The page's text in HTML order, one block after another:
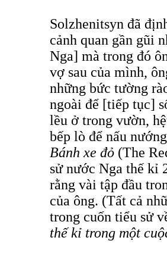
Solzhenitsyn đã
cảnh quan gần gũi
Nga] mà trong đó
vợ sau của mình,
những bức tường
ngoài để [tiếp tục]
lều ở trong vườn,
bếp lò để nấu
Bánh xe đỏ (The
sử nước Nga thế kỉ
rằng vài tập đầu
của ông. (Tất cả
trong cuốn tiểu sử
thế kỉ trong một